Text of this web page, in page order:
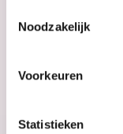
Noodzakelijk
Voorkeuren
Statistieken